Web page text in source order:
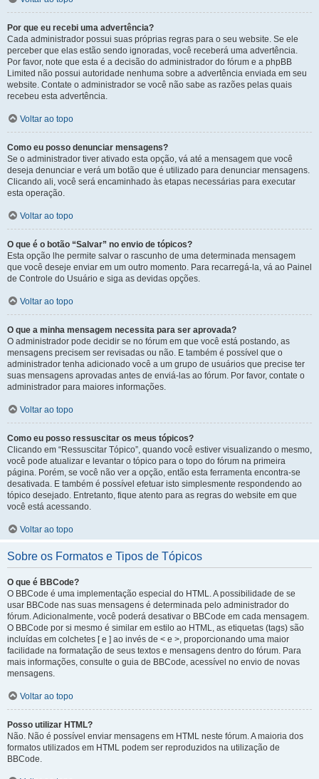
Por que eu recebi uma advertência?
Cada administrador possui suas próprias regras para o seu website. Se ele
perceber que elas estão sendo ignoradas, você receberá uma advertência.
Por favor, note que esta é a decisão do administrador do fórum e a phpBB
Limited não possui autoridade nenhuma sobre a advertência enviada em seu
website. Contate o administrador se você não sabe as razões pelas quais
recebeu esta advertência.
Voltar ao topo
Como eu posso denunciar mensagens?
Se o administrador tiver ativado esta opção, vá até a mensagem que você
deseja denunciar e verá um botão que é utilizado para denunciar mensagens.
Clicando ali, você será encaminhado às etapas necessárias para executar
esta operação.
Voltar ao topo
O que é o botão “Salvar” no envio de tópicos?
Esta opção lhe permite salvar o rascunho de uma determinada mensagem
que você deseje enviar em um outro momento. Para recarregá-la, vá ao Painel
de Controle do Usuário e siga as devidas opções.
Voltar ao topo
O que a minha mensagem necessita para ser aprovada?
O administrador pode decidir se no fórum em que você está postando, as
mensagens precisem ser revisadas ou não. E também é possível que o
administrador tenha adicionado você a um grupo de usuários que precise ter
suas mensagens aprovadas antes de enviá-las ao fórum. Por favor, contate o
administrador para maiores informações.
Voltar ao topo
Como eu posso ressuscitar os meus tópicos?
Clicando em “Ressuscitar Tópico”, quando você estiver visualizando o mesmo,
você pode atualizar e levantar o tópico para o topo do fórum na primeira
página. Porém, se você não ver a opção, então esta ferramenta encontra-se
desativada. E também é possível efetuar isto simplesmente respondendo ao
tópico desejado. Entretanto, fique atento para as regras do website em que
você está acessando.
Voltar ao topo
Sobre os Formatos e Tipos de Tópicos
O que é BBCode?
O BBCode é uma implementação especial do HTML. A possibilidade de se
usar BBCode nas suas mensagens é determinada pelo administrador do
fórum. Adicionalmente, você poderá desativar o BBCode em cada mensagem.
O BBCode por si mesmo é similar em estilo ao HTML, as etiquetas (tags) são
incluídas em colchetes [ e ] ao invés de < e >, proporcionando uma maior
facilidade na formatação de seus textos e mensagens dentro do fórum. Para
mais informações, consulte o guia de BBCode, acessível no envio de novas
mensagens.
Voltar ao topo
Posso utilizar HTML?
Não. Não é possível enviar mensagens em HTML neste fórum. A maioria dos
formatos utilizados em HTML podem ser reproduzidos na utilização de
BBCode.